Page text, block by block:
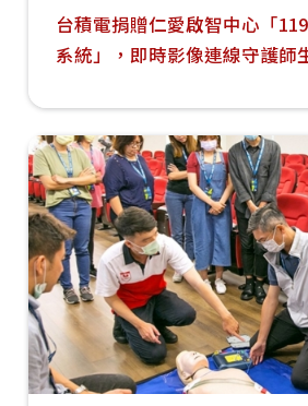
台積電捐贈仁愛啟智中心「
系統」，即時影像連線守護師